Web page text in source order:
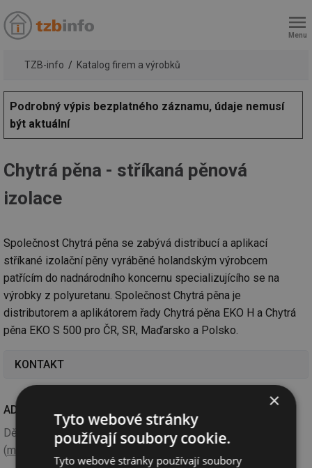
Menu
TZB-info Katalog firem a výrobků
Podrobný výpis bezplatného záznamu, údaje nemusí
být aktuální
Chytrá pěna - stříkaná pěnová
izolace
Společnost Chytrá pěna se zabývá distribucí a aplikací
stříkané izolační pěny vyráběné holandským výrobcem
patřícím do nadnárodního koncernu specializujícího se na
výrobky z polyuretanu. Společnost Chytrá pěna je
distributorem a aplikátorem řady Chytrá pěna EKO H a Chytrá
pěna EKO S 500 pro ČR, SR, Maďarsko a Polsko.
KONTAKT
ADRESA:
Dělnická 397/39, 624 00 Brno
(mapa
×
Tyto webové stránky
používají soubory cookie.
Tyto webové stránky používají soubory